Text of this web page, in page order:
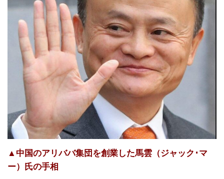
▲中国のアリババ集団を創業した馬雲（ジャック･マ
ー）氏の手相